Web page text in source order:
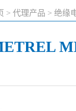
> 代理产品 > 绝缘